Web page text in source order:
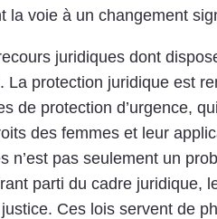
la voie à un changement
juridiques dont
La protection juridique est
de protection d’urgence,
des femmes et leur
n’est pas seulement un
parti du cadre juridique,
Ces lois servent de